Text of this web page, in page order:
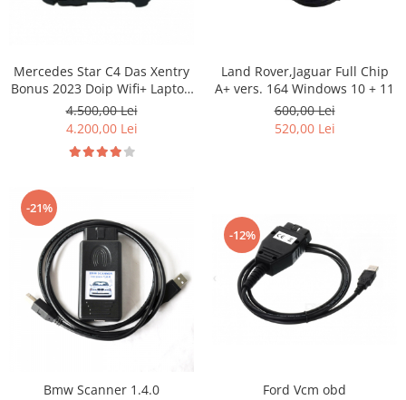
Mercedes Star C4 Das Xentry
Bonus 2023 Doip Wifi+ Laptop
Lenovo
4.500,00 Lei
4.200,00 Lei
Land Rover,Jaguar Full Chip
A+ vers. 164 Windows 10 + 11
600,00 Lei
520,00 Lei
-21%
Bmw Scanner 1.4.0
-12%
Ford Vcm obd